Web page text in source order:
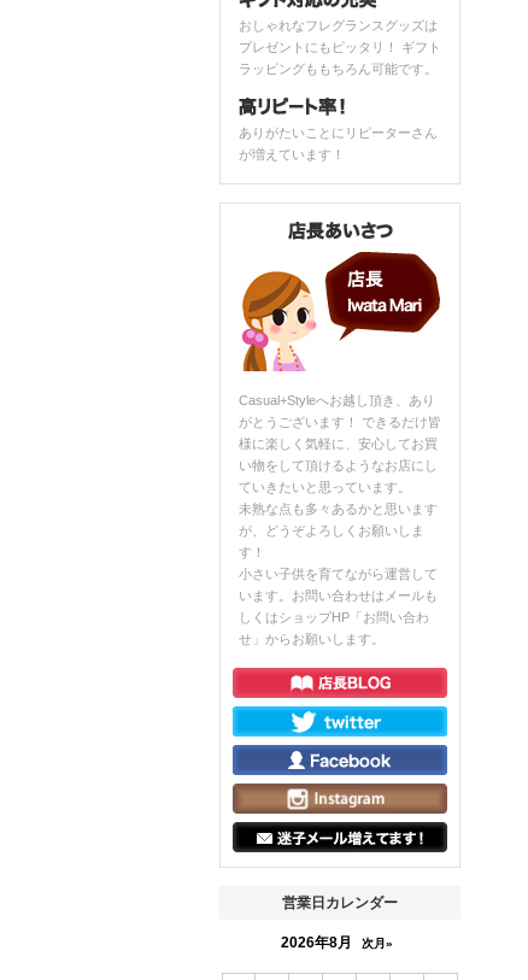
おしゃれなフレグランスグッズは
プレゼントにもピッタリ！ ギフト
ラッピングももちろん可能です。
ありがたいことにリピーターさん
が増えています！
Casual+Styleへお越し頂き、あり
がとうございます！ できるだけ皆
様に楽しく気軽に、安心してお買
い物をして頂けるようなお店にし
ていきたいと思っています。
未熟な点も多々あるかと思います
が、どうぞよろしくお願いしま
す！
小さい子供を育てながら運営して
います。お問い合わせはメールも
しくはショップHP「お問い合わ
せ」からお願いします。
営業日カレンダー
2026年8月 次月»